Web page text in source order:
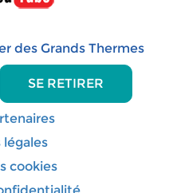
des Grands Thermes
SE RETIRER
cookies